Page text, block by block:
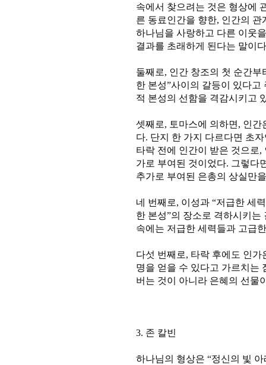
속에서 찾으려는 것은 형상에
른 동료인간을 향한, 인간의
하나님을 사랑하고 다른 이웃
결과를 초래하게 된다는 말이
둘째로, 인간 창조의 첫 순간부
한 본성”사이의 갈등이 있다
적 본성의 선함을 격감시키고
셋째로, 토마스에 의하면, 인
다. 단지 한 가지 다르다면 초
타락 전에 인간이 받은 것으로
가로 부여된 것이었다. 그렇다
추가로 부여된 은총의 상실만
네 번째로, 이성과 “저급한 세
한 본성”의 장소로 격하시키
속에는 저급한 세력들과 고급
다섯 번째로, 타락 후에도 인
명을 얻을 수 있다고 가르치는
버는 것이 아니라 은혜의 선물
3. 존 칼빈
하나님의 형상은 “정신의 빛